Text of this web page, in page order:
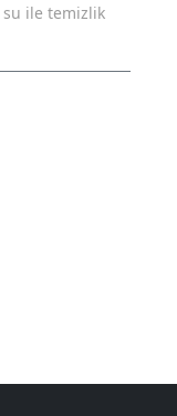
su ile temizlik